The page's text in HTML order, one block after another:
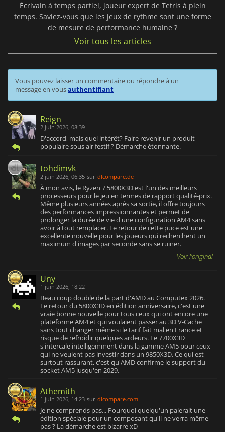
Écrivain à temps partiel, joueur expert de Tetris à plein
temps. Saviez-vous que les jeux de rythme sont une forme
de mesure de performance humaine ?
Voir tous les articles
Vous pouvez laisser un commentaire ou répondre à un
message en vousauthentifiant
Reign
2 juin 2026, 08:39
D'accord, mais quel intérêt? Faire revenir un produit
populaire sous air festif ? Démarche étonnante.
tohdimvk
2 juin 2026, 06:35 sur dlcompare.de
À mon avis, le Ryzen 7 5800X3D est l'un des meilleurs
processeurs pour le jeu en termes de rapport qualité-prix.
Même plusieurs années après sa sortie, il offre toujours
des performances impressionnantes et permet de
prolonger la durée de vie d'une configuration AM4 sans
avoir à tout remplacer. Le retour de cette puce est une
excellente nouvelle pour les joueurs qui recherchent un
maximum d'images par seconde sans se ruiner.
Voir l'original
Uny
1 juin 2026, 18:22
Beau coup double de la part d'AMD au Computex 2026.
Le retour du 5800X3D en édition anniversaire, c'est une
vraie bonne nouvelle pour tous ceux qui ont encore une
plateforme AM4 et qui voulaient passer au 3D V-Cache
sans tout changer même si le tarif fait mal en France et
risque de refroidir quelques ardeurs. Le 7700X3D
s'intercale intelligemment dans la gamme AM5 pour ceux
qui ne veulent pas investir dans un 9850X3D. Ce qui est
surtout rassurant, c'est qu'AMD confirme le support du
socket AM5 jusqu'en 2029.
Athemith
1 juin 2026, 14:23 sur dlcompare.com
Je ne comprends pas... Pourquoi quelqu'un paierait une
édition spéciale pour un composant qu'il ne verra même
pas ? La démarche est bizarre xD